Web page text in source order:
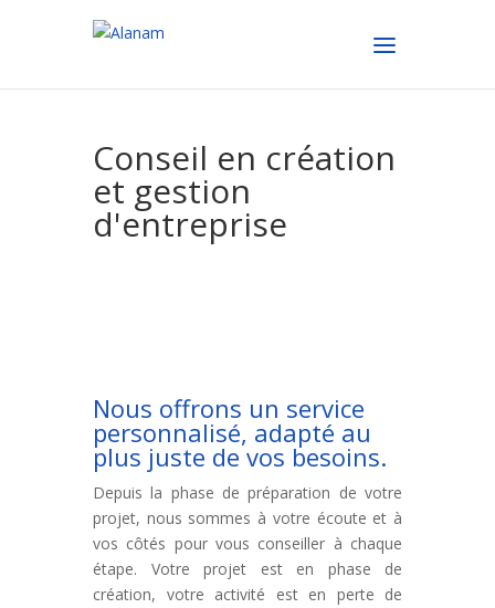
Conseil en création
et gestion
d'entreprise
Nous offrons un service
personnalisé, adapté au
plus juste de vos besoins.
Depuis la phase de préparation de votre
projet, nous sommes à votre écoute et à
vos côtés pour vous conseiller à chaque
étape. Votre projet est en phase de
création, votre activité est en perte de